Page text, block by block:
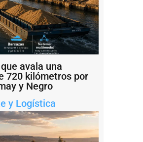
avala una
720 kilómetros por
y Negro
y Logística